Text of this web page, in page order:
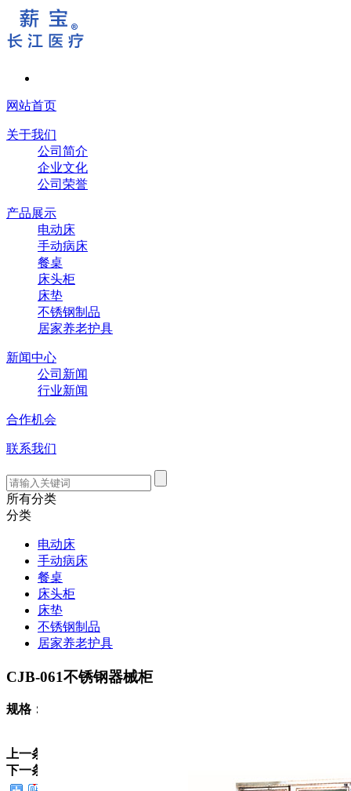
网站首页
关于我们
公司简介
企业文化
公司荣誉
产品展示
电动床
手动病床
餐桌
床头柜
床垫
不锈钢制品
居家养老护具
新闻中心
公司新闻
行业新闻
合作机会
联系我们
所有分类
分类
电动床
手动病床
餐桌
床头柜
床垫
不锈钢制品
居家养老护具
CJB-061不锈钢器械柜
规格：900*400*1800
上一条：
下一条：